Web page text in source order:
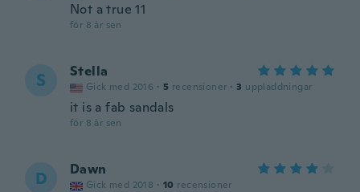
Not a true 11
för 8 år sen
S Stella
Gick med 2016 · 5 recensioner · 3 uppladdningar
it is a fab sandals
för 8 år sen
D Dawn
Gick med 2018 · 10 recensioner